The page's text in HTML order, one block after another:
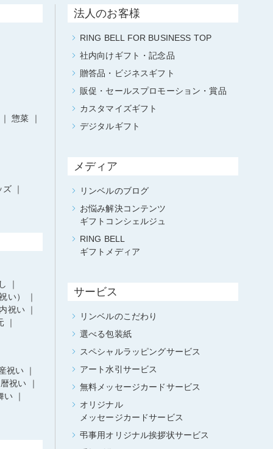
惣菜
ズ
い）
祝い
祝い
祝い
い
法人のお客様
RING BELL FOR BUSINESS TOP
社内向けギフト・記念品
贈答品・ビジネスギフト
販促・セールスプロモーション・賞品
カスタマイズギフト
デジタルギフト
メディア
リンベルのブログ
お悩み解決コンテンツ
ギフトコンシェルジュ
RING BELL
ギフトメディア
サービス
リンベルのこだわり
選べる包装紙
スペシャルラッピングサービス
アート水引サービス
無料メッセージカードサービス
オリジナル
メッセージカードサービス
弔事用オリジナル挨拶状サービス